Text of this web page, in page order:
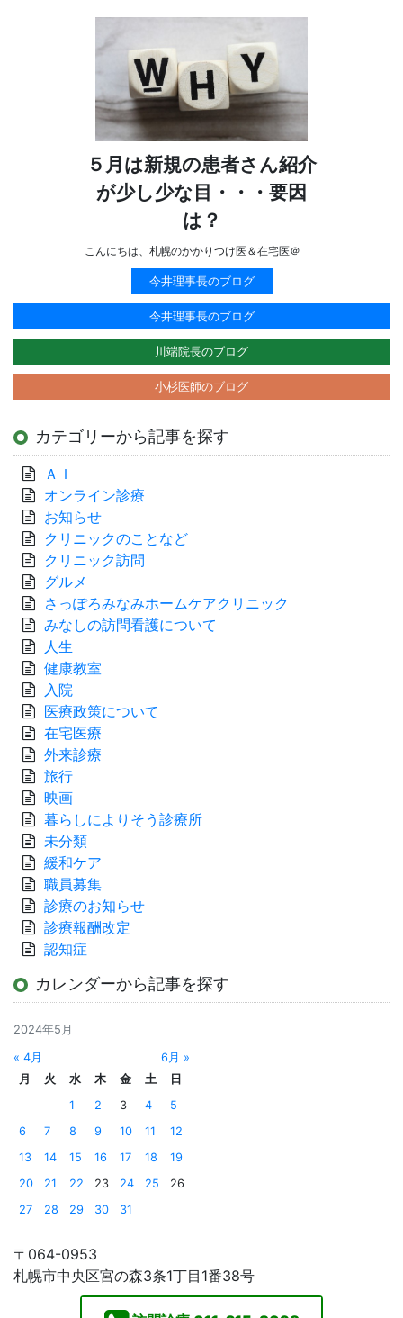
５月は新規の患者さん紹介
が少し少な目・・・要因
は？
こんにちは、札幌のかかりつけ医＆在宅医＠
今井理事長のブログ
今井理事長のブログ
川端院長のブログ
小杉医師のブログ
カテゴリーから記事を探す
ＡＩ
オンライン診療
お知らせ
クリニックのことなど
クリニック訪問
グルメ
さっぽろみなみホームケアクリニック
みなしの訪問看護について
人生
健康教室
入院
医療政策について
在宅医療
外来診療
旅行
映画
暮らしによりそう診療所
未分類
緩和ケア
職員募集
診療のお知らせ
診療報酬改定
認知症
カレンダーから記事を探す
2024年5月
« 4月
6月 »
月
火 水 木 金 土
日
1
2 3 4
5
6
7 8 9 10 11
12
13
14 15 16 17 18
19
20
21 22 23 24 25
26
27
28 29 30 31
〒064-0953
札幌市中央区宮の森3条1丁目1番38号